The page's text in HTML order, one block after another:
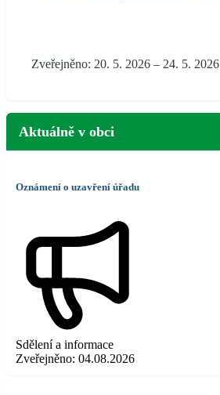
Zveřejněno: 20. 5. 2026 – 24. 5. 2026
Aktuálně v obci
Oznámení o uzavření úřadu
Sdělení a informace
Zveřejněno: 04.08.2026